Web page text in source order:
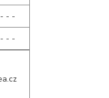
- - -
- - -